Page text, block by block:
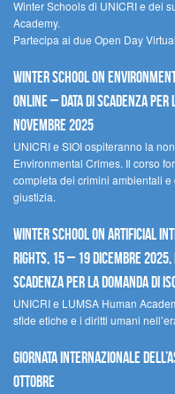
Winter Schools di UNICRI e dei
Academy.
Partecipa ai due Open Day
Winter School on
Online – Data di scadenza
novembre 2025
UNICRI e SIOI ospiteranno la
Environmental Crimes. Il corso
completa dei crimini ambientali
giustizia.
Winter School on Artificial
Rights, 15 – 19 dicembre
scadenza per la domanda di
UNICRI e LUMSA Human
sfide etiche e i diritti umani
Giornata internazionale
ottobre